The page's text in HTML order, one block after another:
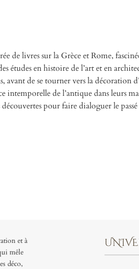
de livres sur la Grèce et Rome,
études en histoire de l’art et en
avant de se tourner vers la
intemporelle de l’antique dans leurs
découvertes pour faire dialoguer le
et à
mêle
déco,